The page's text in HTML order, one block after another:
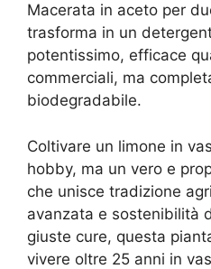
Macerata in aceto per
trasforma in un
potentissimo, efficace
commerciali, ma
biodegradabile.
Coltivare un limone in
hobby, ma un vero e
che unisce tradizione
avanzata e sostenibilità
giuste cure, questa
vivere oltre 25 anni in